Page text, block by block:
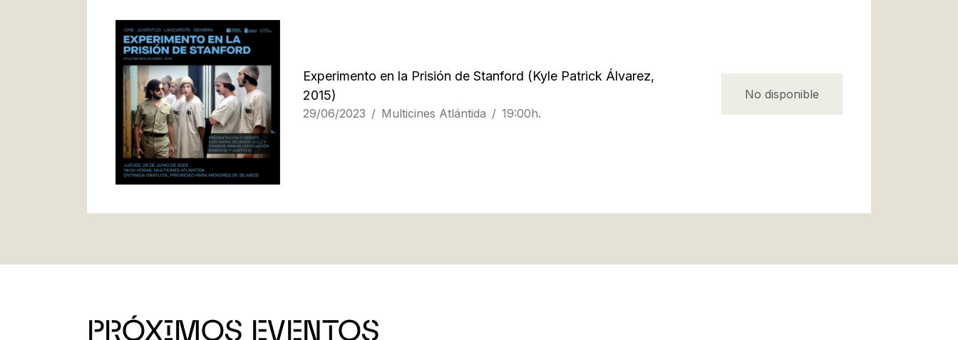
Experimento en la Prisión de Stanford (Kyle Patrick Álvarez,
2015)
29/06/2023 Multicines Atlántida 19:00h.
No disponible
PRÓXIMOS EVENTOS